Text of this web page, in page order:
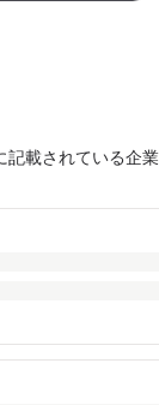
載されている企